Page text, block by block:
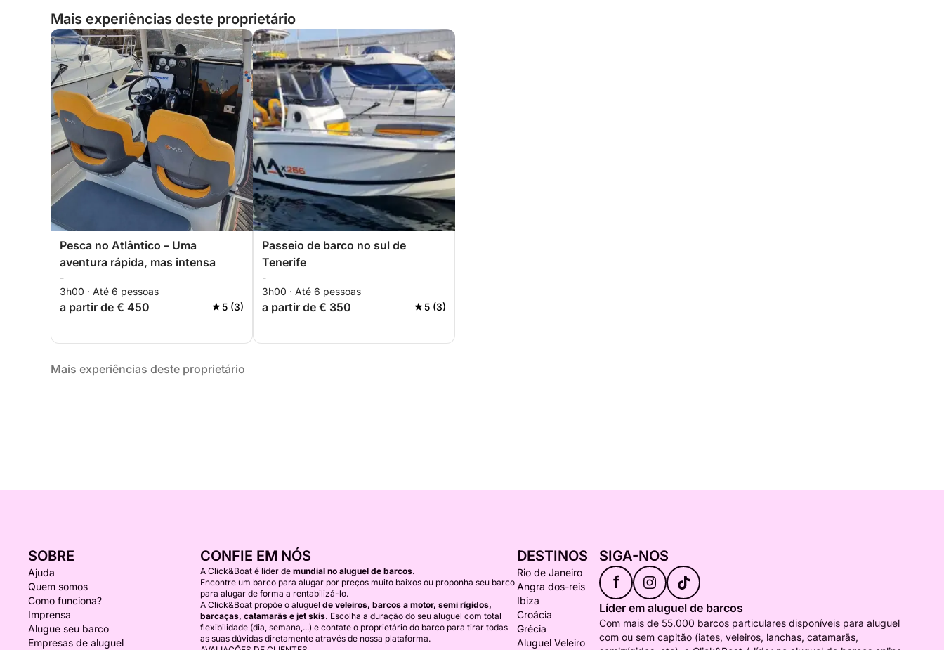
Mais experiências deste proprietário
Pesca no Atlântico – Uma
aventura rápida, mas intensa
-
3h00 · Até 6 pessoas
a partir de € 450 5 (3)
Passeio de barco no sul de
Tenerife
-
3h00 · Até 6 pessoas
a partir de € 350 5 (3)
Mais experiências deste proprietário
SOBRE
Ajuda
Quem somos
Como funciona?
Imprensa
Alugue seu barco
Empresas de aluguel
CONFIE EM NÓS
A Click&Boat é líder de mundial no aluguel de barcos.
Encontre um barco para alugar por preços muito baixos ou proponha seu barco
para alugar de forma a rentabilizá-lo.
A Click&Boat propõe o aluguel de veleiros, barcos a motor, semi rígidos,
barcaças, catamarãs e jet skis. Escolha a duração do seu aluguel com total
flexibilidade (dia, semana,...) e contate o proprietário do barco para tirar todas
as suas dúvidas diretamente através de nossa plataforma.
DESTINOS
Rio de Janeiro
Angra dos-reis
Ibiza
Croácia
Grécia
Aluguel Veleiro
SIGA-NOS
f
Líder em aluguel de barcos
Com mais de 55.000 barcos particulares disponíveis para aluguel
com ou sem capitão (iates, veleiros, lanchas, catamarãs,